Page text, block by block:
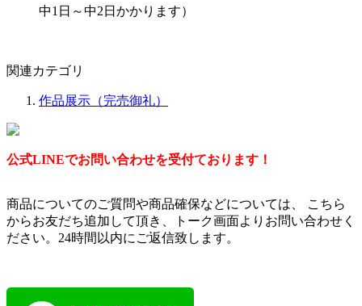
中1日～中2日かかります）
関連カテゴリ
作品展示（完売御礼）
公式LINEでお問い合わせを受付ております！
商品についてのご質問や商品確保などについては、 こちら
からお友だち追加して頂き、トーク画面よりお問い合わせく
ださい。24時間以内にご返信致します。